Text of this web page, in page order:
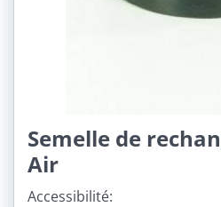
Semelle de
Air
Accessibilité: